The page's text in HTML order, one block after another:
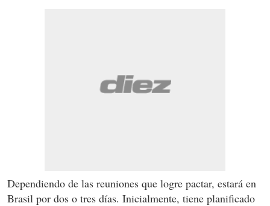
Dependiendo de las reuniones que logre pactar, estará en
Brasil por dos o tres días. Inicialmente, tiene planificado